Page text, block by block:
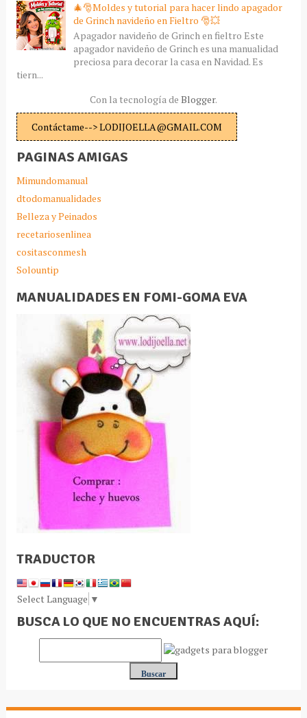
🎄🎅Moldes y tutorial para hacer lindo apagador
de Grinch navideño en Fieltro 🎅💥
Apagador navideño de Grinch en fieltro Este
apagador navideño de Grinch es una manualidad
preciosa para decorar la casa en Navidad. Es
tiern...
Con la tecnología de Blogger.
Contáctame--> LODIJOELLA@GMAIL.COM
PAGINAS AMIGAS
Mimundomanual
dtodomanualidades
Belleza y Peinados
recetariosenlinea
cositasconmesh
Solountip
MANUALIDADES EN FOMI-GOMA EVA
TRADUCTOR
Select Language ▼
BUSCA LO QUE NO ENCUENTRAS AQUÍ: